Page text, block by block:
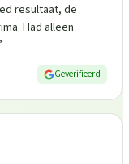
resultaat, de
Had alleen
Geverifieerd